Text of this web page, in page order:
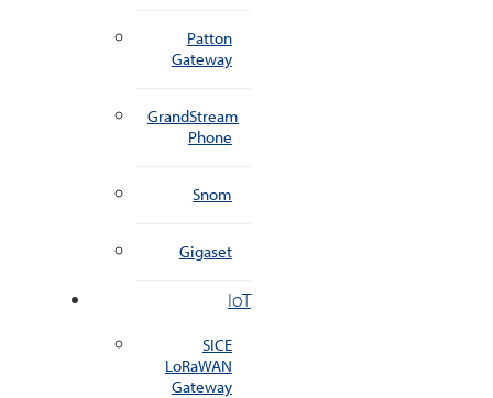
Patton
Gateway
GrandStream
Phone
Snom
Gigaset
IoT
SICE
LoRaWAN
Gateway